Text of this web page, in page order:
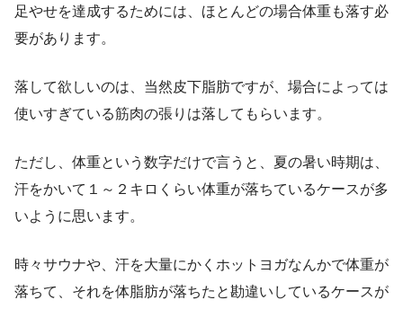
足やせを達成するためには、ほとんどの場合体重も落す必
要があります。
落して欲しいのは、当然皮下脂肪ですが、場合によっては
使いすぎている筋肉の張りは落してもらいます。
ただし、体重という数字だけで言うと、夏の暑い時期は、
汗をかいて１～２キロくらい体重が落ちているケースが多
いように思います。
時々サウナや、汗を大量にかくホットヨガなんかで体重が
落ちて、それを体脂肪が落ちたと勘違いしているケースが